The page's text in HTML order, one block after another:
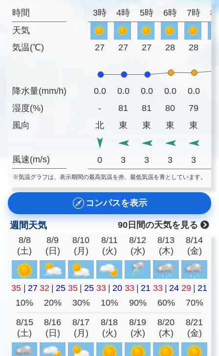
時間
天気
気温(℃)
降水量(mm/h)
湿度(%)
風向
風速(m/s)
3時 4時 5時 6時 7時 8
27 27 27 28 28
0.0 0.0 0.0 0.0 0.0
-
81 81 80 79
北
東 東 東 東
0 3 3 3 3
※気温グラフは、表示期間の最高気温を赤、最低気温を青としています。
コンパスを表示
週間天気
90日間の天気を見る
8/8
(土)
8/9
(日)
8/10
(月)
8/11
(火)
8/12
(水)
8/13
(木)
8/14
(金)
35 27 32 25 35 25 33 20 33 21 33 24 29
21
10%
20% 30% 10% 90% 60% 70%
8/15
(土)
8/16
(日)
8/17
(月)
8/18
(火)
8/19
(水)
8/20
(木)
8/21
(金)